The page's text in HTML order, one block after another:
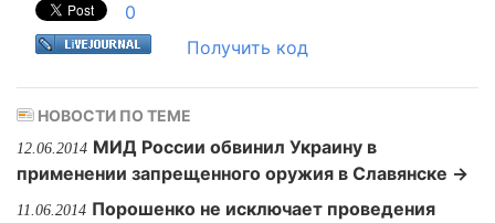
0
Получить код
НОВОСТИ ПО ТЕМЕ
12.06.2014 МИД России обвинил Украину в
применении запрещенного оружия в Славянске →
11.06.2014 Порошенко не исключает проведения